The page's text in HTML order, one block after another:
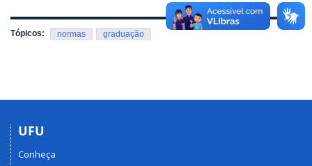
Tópicos: normas graduação
UFU
Conheça